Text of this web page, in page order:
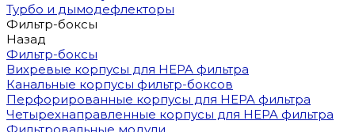
Турбо и дымодефлекторы
Фильтр-боксы
Назад
Фильтр-боксы
Вихревые корпусы для HEPA фильтра
Канальные корпусы фильтр-боксов
Перфорированные корпусы для HEPA фильтра
Четырехнаправленные корпусы для HEPA фильтра